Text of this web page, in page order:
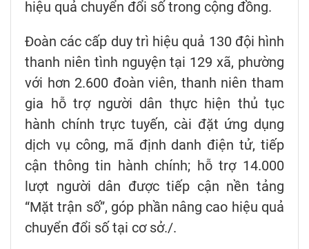
hiệu quả chuyển đổi số trong cộng đồng.
Đoàn các cấp duy trì hiệu quả 130 đội hình
thanh niên tình nguyện tại 129 xã, phường
với hơn 2.600 đoàn viên, thanh niên tham
gia hỗ trợ người dân thực hiện thủ tục
hành chính trực tuyến, cài đặt ứng dụng
dịch vụ công, mã định danh điện tử, tiếp
cận thông tin hành chính; hỗ trợ 14.000
lượt người dân được tiếp cận nền tảng
“Mặt trận số”, góp phần nâng cao hiệu quả
chuyển đổi số tại cơ sở./.